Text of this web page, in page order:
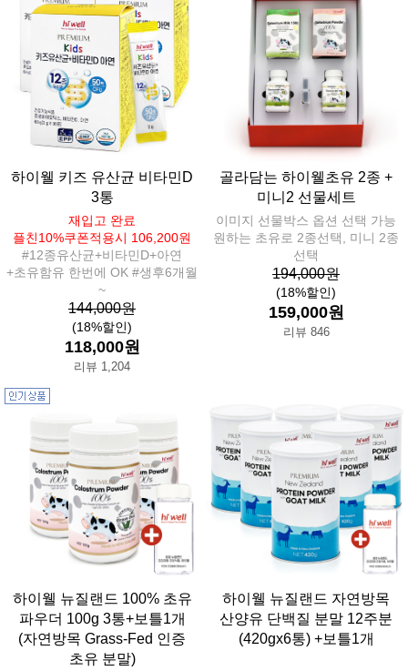
하이웰 키즈 유산균 비타민D
3통
재입고 완료
플친10%쿠폰적용시 106,200원
#12종유산균+비타민D+아연
+초유함유 한번에 OK #생후6개월
~
144,000원
(18%할인)
118,000원
리뷰 1,204
골라담는 하이웰초유 2종 +
미니2 선물세트
이미지 선물박스 옵션 선택 가능
원하는 초유로 2종선택, 미니 2종
선택
194,000원
(18%할인)
159,000원
리뷰 846
하이웰 뉴질랜드 100% 초유
파우더 100g 3통+보틀1개
(자연방목 Grass-Fed 인증
초유 분말)
하이웰 뉴질랜드 자연방목
산양유 단백질 분말 12주분
(420gx6통) +보틀1개